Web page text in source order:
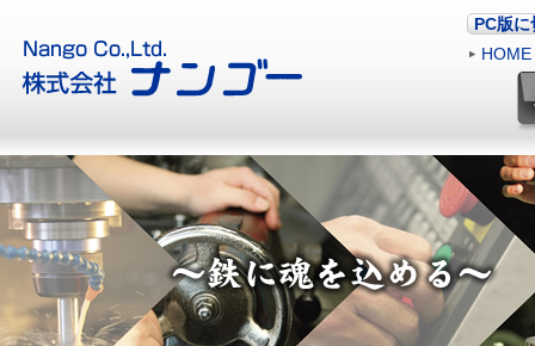
PC版に
HOME